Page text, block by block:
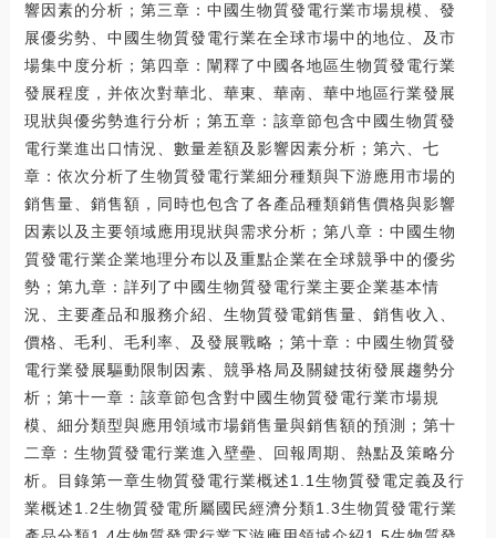
響因素的分析；第三章：中國生物質發電行業市場規模、發
展優劣勢、中國生物質發電行業在全球市場中的地位、及市
場集中度分析；第四章：闡釋了中國各地區生物質發電行業
發展程度，并依次對華北、華東、華南、華中地區行業發展
現狀與優劣勢進行分析；第五章：該章節包含中國生物質發
電行業進出口情況、數量差額及影響因素分析；第六、七
章：依次分析了生物質發電行業細分種類與下游應用市場的
銷售量、銷售額，同時也包含了各產品種類銷售價格與影響
因素以及主要領域應用現狀與需求分析；第八章：中國生物
質發電行業企業地理分布以及重點企業在全球競爭中的優劣
勢；第九章：詳列了中國生物質發電行業主要企業基本情
況、主要產品和服務介紹、生物質發電銷售量、銷售收入、
價格、毛利、毛利率、及發展戰略；第十章：中國生物質發
電行業發展驅動限制因素、競爭格局及關鍵技術發展趨勢分
析；第十一章：該章節包含對中國生物質發電行業市場規
模、細分類型與應用領域市場銷售量與銷售額的預測；第十
二章：生物質發電行業進入壁壘、回報周期、熱點及策略分
析。目錄第一章生物質發電行業概述1.1生物質發電定義及行
業概述1.2生物質發電所屬國民經濟分類1.3生物質發電行業